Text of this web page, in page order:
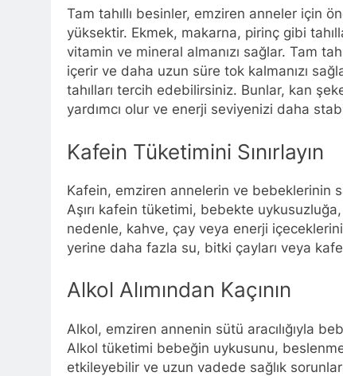
Tam tahıllı besinler, emziren anneler için
yüksektir. Ekmek, makarna, pirinç gibi
vitamin ve mineral almanızı sağlar. Tam
içerir ve daha uzun süre tok kalmanızı
tahılları tercih edebilirsiniz. Bunlar, kan
yardımcı olur ve enerji seviyenizi daha
Kafein Tüketimini Sınırlayın
Kafein, emziren annelerin ve bebeklerinin
Aşırı kafein tüketimi, bebekte
nedenle, kahve, çay veya enerji
yerine daha fazla su, bitki çayları veya
Alkol Alımından Kaçının
Alkol, emziren annenin sütü aracılığıyla
Alkol tüketimi bebeğin uykusunu,
etkileyebilir ve uzun vadede sağlık